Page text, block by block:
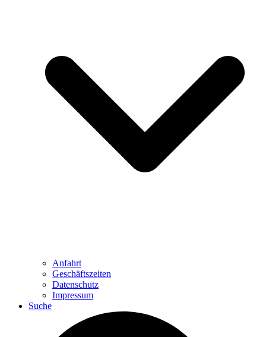
Anfahrt
Geschäftszeiten
Datenschutz
Impressum
Suche